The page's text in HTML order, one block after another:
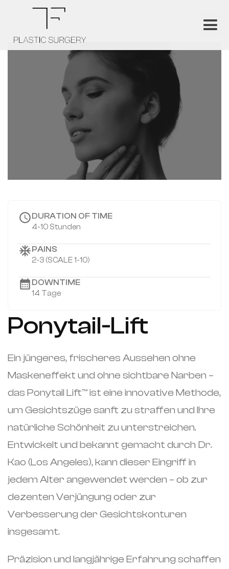
DURATION OF TIME
4-10 Stunden
PAINS
2-3 (SCALE 1-10)
DOWNTIME
14 Tage
Ponytail-Lift
Ein jüngeres, frischeres Aussehen ohne
Maskeneffekt und ohne sichtbare Narben –
das Ponytail Lift™️ ist eine innovative Methode,
um Gesichtszüge sanft zu straffen und Ihre
natürliche Schönheit zu unterstreichen.
Entwickelt und bekannt gemacht durch Dr.
Kao (Los Angeles), kann dieser Eingriff in
jedem Alter angewendet werden – ob zur
dezenten Verjüngung oder zur
Verbesserung der Gesichtskonturen
insgesamt.
Präzision und langjährige Erfahrung schaffen